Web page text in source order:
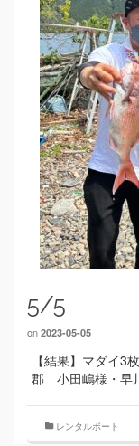
5/5
on 2023-05-05
【結果】マダイ
郡 小田嶋様・早
レンタルボート